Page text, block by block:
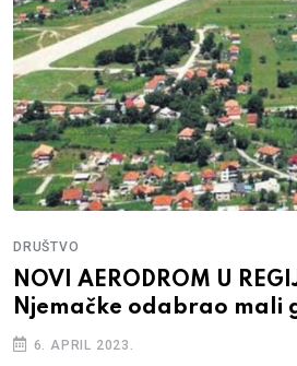
DRUŠTVO
NOVI AERODROM U
Njemačke odabrao mali
6. APRIL 2023.